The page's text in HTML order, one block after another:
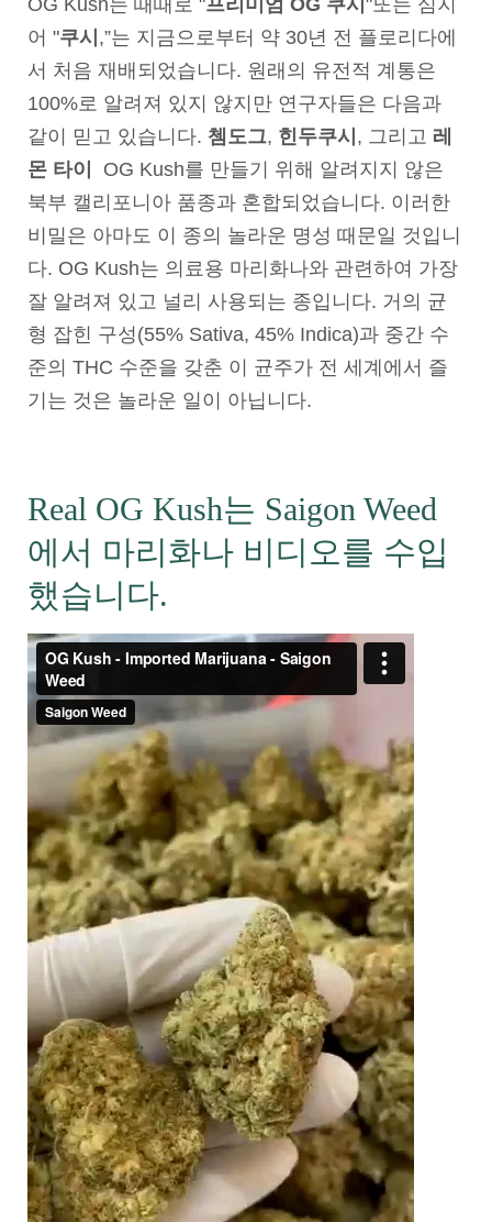
어 "쿠시 ,”는 지금으로부터 약 30년 전 플로리다에
서 처음 재배되었습니다. 원래의 유전적 계통은
100%로 알려져 있지 않지만 연구자들은 다음과
같이 믿고 있습니다. 쳄도그, 힌두쿠시 , 그리고 레
몬 타이
OG Kush를 만들기 위해 알려지지 않은
북부 캘리포니아 품종과 혼합되었습니다. 이러한
비밀은 아마도 이 종의 놀라운 명성 때문일 것입니
다. OG Kush는 의료용 마리화나와 관련하여 가장
잘 알려져 있고 널리 사용되는 종입니다. 거의 균
형 잡힌 구성(55% Sativa, 45% Indica)과 중간 수
준의 THC 수준을 갖춘 이 균주가 전 세계에서 즐
기는 것은 놀라운 일이 아닙니다.
Real OG Kush는 Saigon Weed
에서 마리화나 비디오를 수입
했습니다.